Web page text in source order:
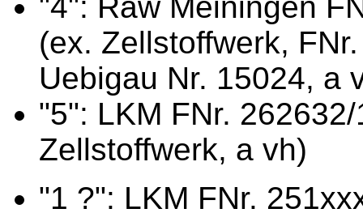
(ex. Zellstoffwerk,
Uebigau Nr. 15024, a
"5": LKM FNr.
Zellstoffwerk, a vh)
"1 ?": LKM FNr.